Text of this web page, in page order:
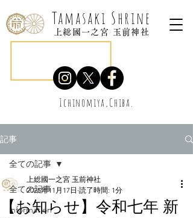
Tamasaki Shrine
上総國一之宮 玉前神社
Ichinomiya,Chiba.
記事
全ての記事
information
全ての記事
【お知らせ】令和七年 新
上総國一之宮 玉前神社
2025年11月17日 読了時間: 1分